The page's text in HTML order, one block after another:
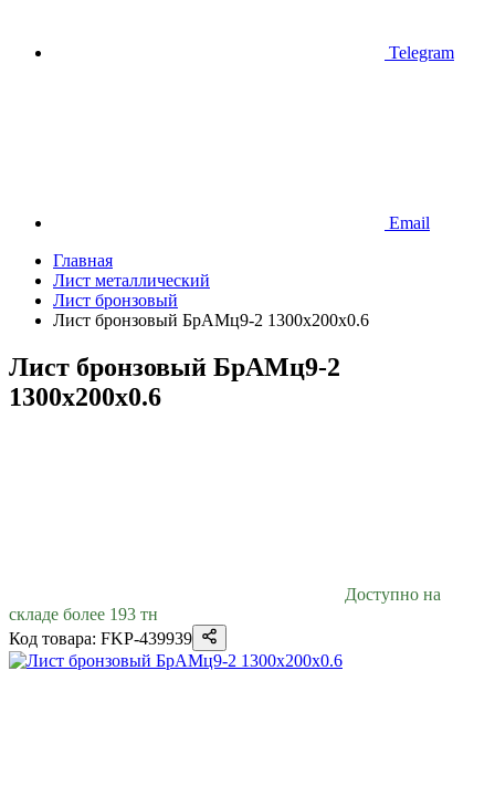
Telegram
Email
Главная
Лист металлический
Лист бронзовый
Лист бронзовый БрАМц9-2 1300х200х0.6
Лист бронзовый БрАМц9-2
1300х200х0.6
Доступно на
складе более 193 тн
Код товара: FKP-439939